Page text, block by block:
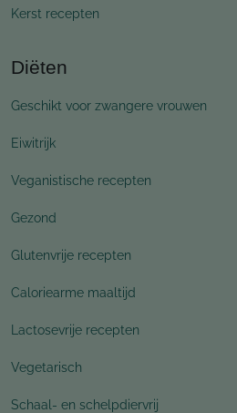
Kerst recepten
Diëten
Geschikt voor zwangere vrouwen
Eiwitrijk
Veganistische recepten
Gezond
Glutenvrije recepten
Caloriearme maaltijd
Lactosevrije recepten
Vegetarisch
Schaal- en schelpdiervrij